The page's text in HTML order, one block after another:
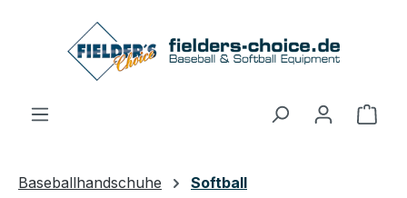
Zum Hauptinhalt springen
Baseballhandschuhe Softball